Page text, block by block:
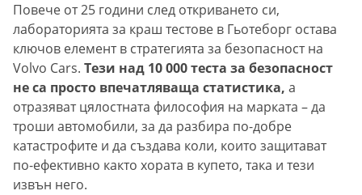
Повече от 25 години след откриването си,
лабораторията за краш тестове в Гьотеборг остава
ключов елемент в стратегията за безопасност на
Volvo Cars. Тези над 10 000 теста за безопасност
не са просто впечатляваща статистика, а
отразяват цялостната философия на марката – да
троши автомобили, за да разбира по-добре
катастрофите и да създава коли, които защитават
по-ефективно както хората в купето, така и тези
извън него.